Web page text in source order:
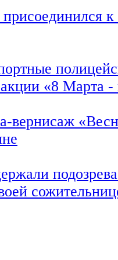
«8 Марта
вернисаж